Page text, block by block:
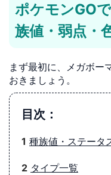
ポケモンGO
族値・弱点・
まず最初に、メガボー
おきましょう。
目次：
1 種族値・ステータ
2 タイプ一覧